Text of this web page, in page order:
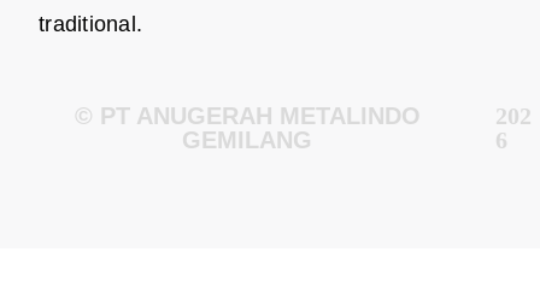
traditional.
© PT ANUGERAH METALINDO
GEMILANG
202
6